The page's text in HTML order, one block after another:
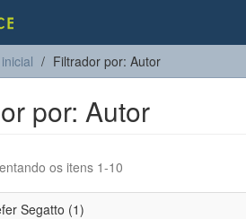
Filtrador por: Autor
por: Autor
os itens 1-10
Segatto (1)